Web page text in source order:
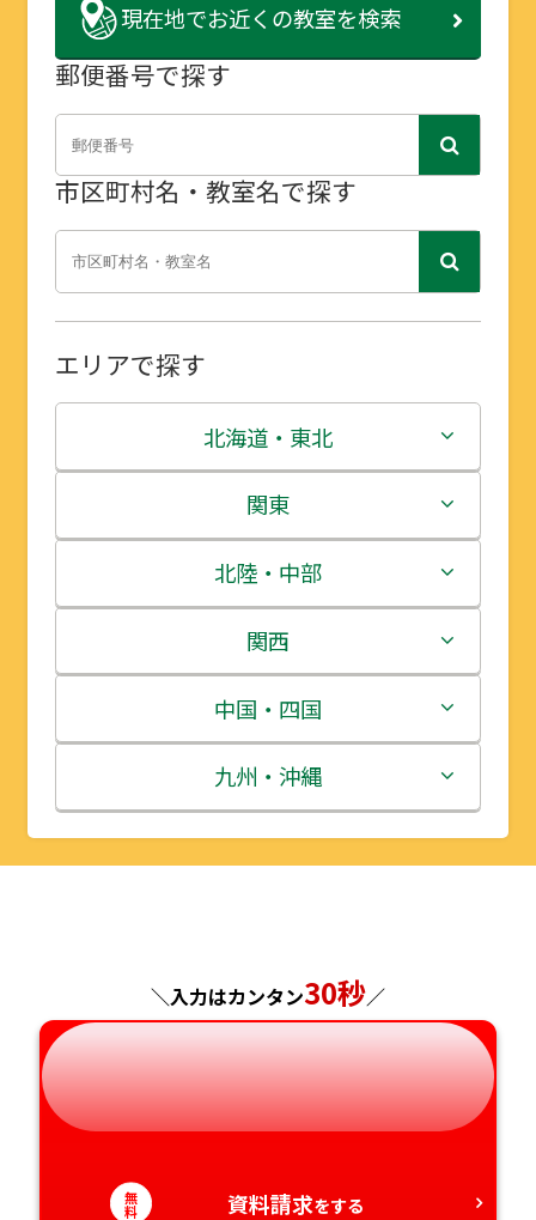
現在地でお近くの教室を検索
郵便番号で探す
市区町村名・教室名で探す
エリアで探す
北海道・東北
北海道
青森県
岩手県
宮城県
秋田県
山形県
関東
茨城県
栃木県
群馬県
埼玉県
千葉県
北陸・中部
新潟県
富山県
石川県
福井県
静岡県
関西
三重県
滋賀県
京都府
和歌山県
中国・四国
鳥取県
島根県
山口県
徳島県
九州・沖縄
福岡県
熊本県
大分県
＼入力はカンタン30秒／
無
料 資料請求をする